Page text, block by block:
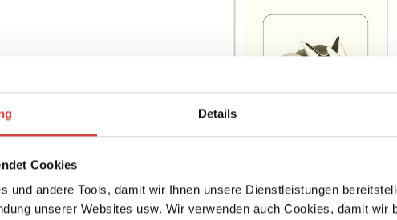
Details
Cookies
und andere Tools, damit wir Ihnen unsere Dienstleistungen
unserer Websites usw. Wir verwenden auch Cookies, damit wir